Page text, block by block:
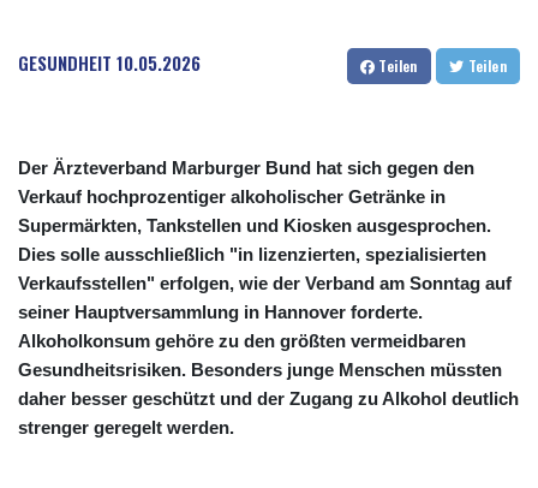
GESUNDHEIT 10.05.2026 Teilen Teilen
Der Ärzteverband Marburger Bund hat sich gegen den
Verkauf hochprozentiger alkoholischer Getränke in
Supermärkten, Tankstellen und Kiosken ausgesprochen.
Dies solle ausschließlich "in lizenzierten, spezialisierten
Verkaufsstellen" erfolgen, wie der Verband am Sonntag auf
seiner Hauptversammlung in Hannover forderte.
Alkoholkonsum gehöre zu den größten vermeidbaren
Gesundheitsrisiken. Besonders junge Menschen müssten
daher besser geschützt und der Zugang zu Alkohol deutlich
strenger geregelt werden.